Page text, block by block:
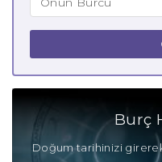
Burç
Doğum tarihinizi